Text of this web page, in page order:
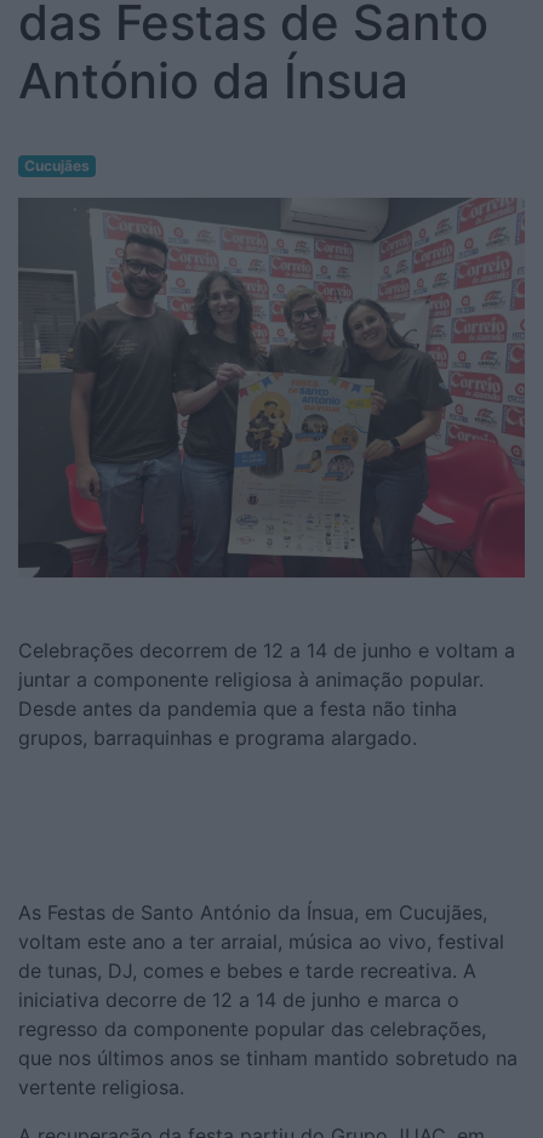
das Festas de Santo
António da Ínsua
Cucujães
Celebrações decorrem de 12 a 14 de junho e voltam a
juntar a componente religiosa à animação popular.
Desde antes da pandemia que a festa não tinha
grupos, barraquinhas e programa alargado.
As Festas de Santo António da Ínsua, em Cucujães,
voltam este ano a ter arraial, música ao vivo, festival
de tunas, DJ, comes e bebes e tarde recreativa. A
iniciativa decorre de 12 a 14 de junho e marca o
regresso da componente popular das celebrações,
que nos últimos anos se tinham mantido sobretudo na
vertente religiosa.